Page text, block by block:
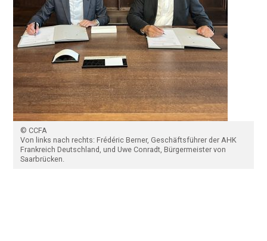
© CCFA
Von links nach rechts: Frédéric Berner, Geschäftsführer der AHK
Frankreich Deutschland, und Uwe Conradt, Bürgermeister von
Saarbrücken.